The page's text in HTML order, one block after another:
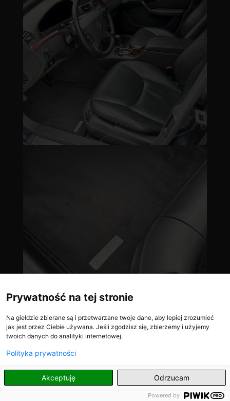
PL
Prywatność na tej stronie
Na giełdzie zbierane są i przetwarzane twoje dane, aby lepiej zrozumieć
jak jest przez Ciebie używana. Jeśli zgodzisz się, zbierzemy i użyjemy
twoich danych do analityki internetowej.
Polityka prywatności
Akceptuję Odrzucam
Powered by